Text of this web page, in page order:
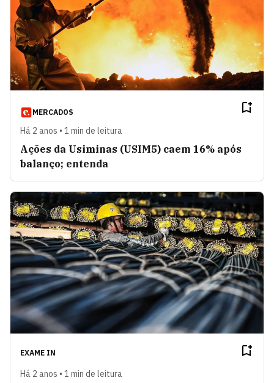
MERCADOS
Há 2 anos • 1 min de leitura
Ações da Usiminas (USIM5) caem 16% após
balanço; entenda
EXAME IN
Há 2 anos • 1 min de leitura